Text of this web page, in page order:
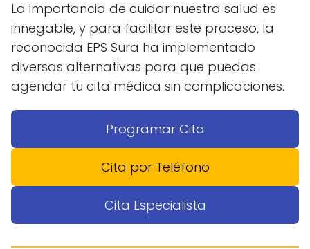
La importancia de cuidar nuestra salud es
innegable, y para facilitar este proceso, la
reconocida EPS Sura ha implementado
diversas alternativas para que puedas
agendar tu cita médica sin complicaciones.
Programar Cita
Cita por Teléfono
Cita Especialista